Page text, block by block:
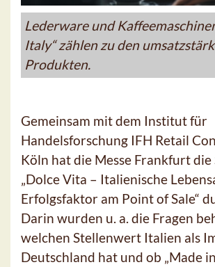
Lederware und
Italy“ zählen zu den
Produkten.
Gemeinsam mit dem Institut für
Handelsforschung IFH Retail
Köln hat die Messe Frankfurt die
„Dolce Vita – Italienische
Erfolgsfaktor am Point of Sale“
Darin wurden u. a. die Fragen
welchen Stellenwert Italien als
Deutschland hat und ob „Made